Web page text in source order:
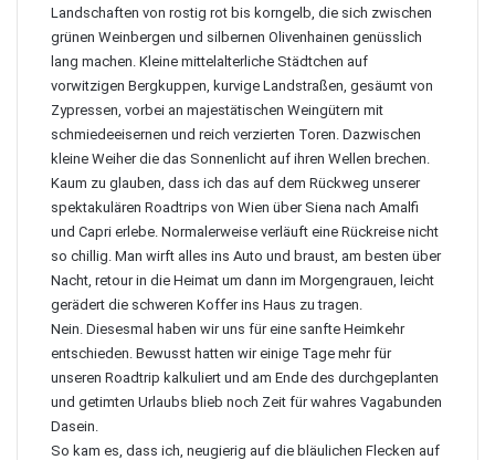
Landschaften von rostig rot bis korngelb, die sich zwischen
grünen Weinbergen und silbernen Olivenhainen genüsslich
lang machen. Kleine mittelalterliche Städtchen auf
vorwitzigen Bergkuppen, kurvige Landstraßen, gesäumt von
Zypressen, vorbei an majestätischen Weingütern mit
schmiedeeisernen und reich verzierten Toren. Dazwischen
kleine Weiher die das Sonnenlicht auf ihren Wellen brechen.
Kaum zu glauben, dass ich das auf dem Rückweg unserer
spektakulären Roadtrips von Wien über Siena nach Amalfi
und Capri erlebe. Normalerweise verläuft eine Rückreise nicht
so chillig. Man wirft alles ins Auto und braust, am besten über
Nacht, retour in die Heimat um dann im Morgengrauen, leicht
gerädert die schweren Koffer ins Haus zu tragen.
Nein. Diesesmal haben wir uns für eine sanfte Heimkehr
entschieden. Bewusst hatten wir einige Tage mehr für
unseren Roadtrip kalkuliert und am Ende des durchgeplanten
und getimten Urlaubs blieb noch Zeit für wahres Vagabunden
Dasein.
So kam es, dass ich, neugierig auf die bläulichen Flecken auf